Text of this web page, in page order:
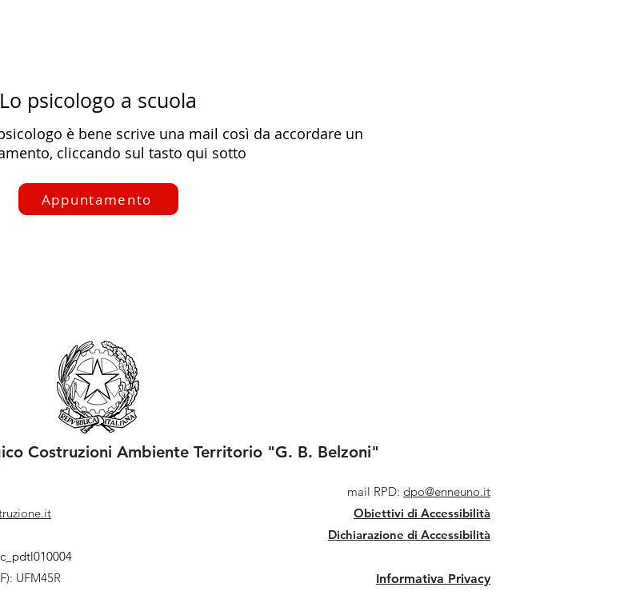
Lo psicologo a scuola
è bene scrive una mail così da accordare un
cliccando sul tasto qui sotto
Appuntamento
Costruzioni Ambiente Territorio "G. B. Belzoni"
UFM45R
mail RPD: dpo@enneuno.it
Obiettivi di Accessibilità
Dichiarazione di Accessibilità
Informativa Privacy